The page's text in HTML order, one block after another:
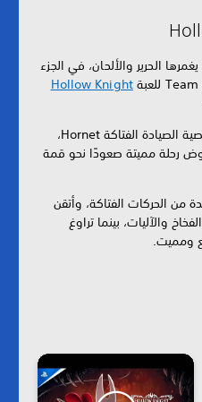
الحرير والألحان، في الجزء
Hollow Knight
قاتل الأعداء وحلّ الألغاز بشخصية الصيادة الفتاكة Hornet،
رحلة مميتة صعودًا نحو قمة
من الحركات الفتاكة، وأتقن
والآليات، بينما تراوغ
ومميت.